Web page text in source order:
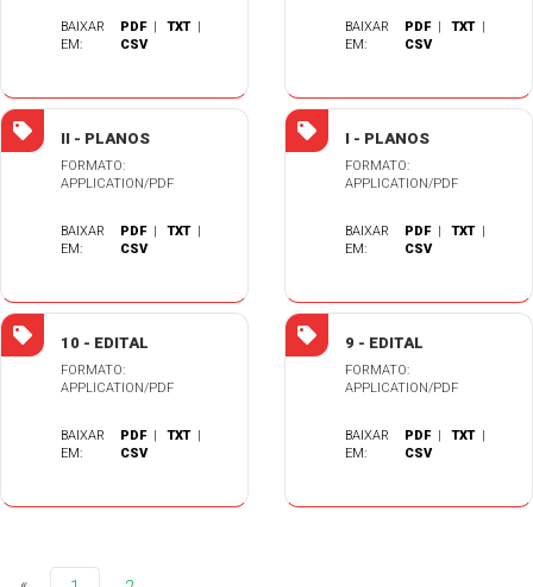
BAIXAR
EM:
PDF |TXT |
CSV
BAIXAR
EM:
PDF |TXT |
CSV
II - PLANOS
FORMATO:
APPLICATION/PDF
BAIXAR
EM:
PDF |TXT |
CSV
I - PLANOS
FORMATO:
APPLICATION/PDF
BAIXAR
EM:
PDF |TXT |
CSV
10 - EDITAL
FORMATO:
APPLICATION/PDF
BAIXAR
EM:
PDF |TXT |
CSV
9 - EDITAL
FORMATO:
APPLICATION/PDF
BAIXAR
EM:
PDF |TXT |
CSV